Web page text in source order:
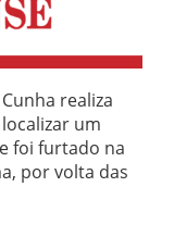
realiza
um
foi furtado na
por volta das